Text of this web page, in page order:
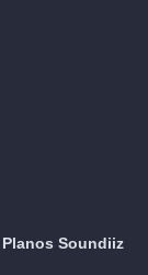
Planos Soundiiz